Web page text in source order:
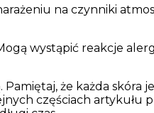
na czynniki
wystąpić reakcje
że każda skóra
częściach artykułu